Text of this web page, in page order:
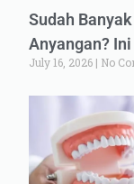
Sudah
Anyangan?
July 16, 2026 No